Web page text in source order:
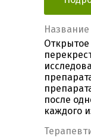
после
каждого